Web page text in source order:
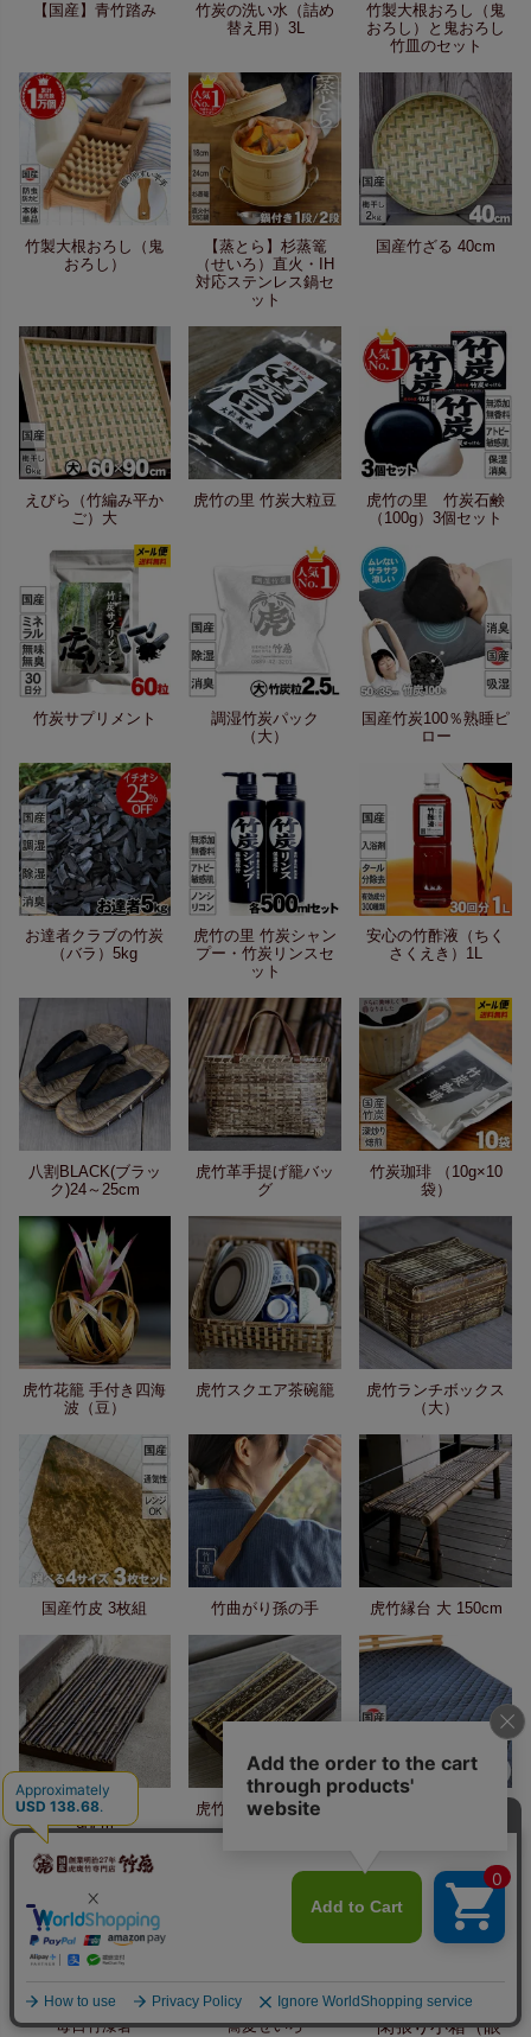
【国産】青竹踏み
竹炭の洗い水（詰め
替え用）3L
竹製大根おろし（鬼
おろし）と鬼おろし
竹皿のセット
竹製大根おろし（鬼
おろし）
【蒸とら】杉蒸篭
（せいろ）直火・IH
対応ステンレス鍋セ
ット
国産竹ざる 40cm
えびら（竹編み平か
ご）大
虎竹の里 竹炭大粒豆
虎竹の里 竹炭石鹸
（100g）3個セット
竹炭サプリメント
調湿竹炭パック
（大）
国産竹炭100％熟睡ピ
ロー
お達者クラブの竹炭
（バラ）5kg
虎竹の里 竹炭シャン
プー・竹炭リンスセ
ット
安心の竹酢液（ちく
さくえき）1L
八割BLACK(ブラッ
ク)24～25cm
虎竹革手提げ籠バッ
グ
竹炭珈琲 （10g×10
袋）
虎竹花籠 手付き四海
波（豆）
虎竹スクエア茶碗籠
虎竹ランチボックス
（大）
国産竹皮 3枚組 竹曲がり孫の手 虎竹縁台 大 150cm
黒竹玄関すのこ
90cm
虎竹名刺入れ（名入
毎日竹漆箸 蕎麦せいろ 一閑張り小箱（眼